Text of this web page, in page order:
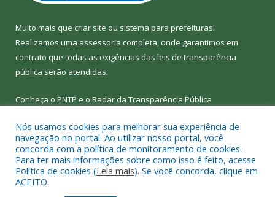
Muito mais que criar site ou sistema para prefeituras!
Realizamos uma assessoria completa, onde garantimos em
contrato que todas as exigências das leis de transparência
pública serão atendidas.
Conheça o PNTP e o Radar da Transparência Pública
Todos os direitos reservados a Câmara Municipal de Bom Jesus
do Tocantins.
Nós usamos cookies para melhorar sua experiência de
navegação no portal. Ao utilizar nosso portal, você
concorda com a política de monitoramento de cookies.
Para ter mais informações sobre como isso é feito, acesse
Política de cookies (Leia mais). Se você concorda, clique em
ACEITO.